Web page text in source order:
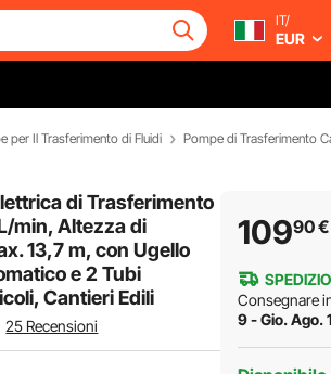
IT/
EUR
per Il Trasferimento di Fluidi Pompe di Trasferimento
di Trasferimento
min, Altezza di
13,7 m, con Ugello
e 2 Tubi
Cantieri Edili
25 Recensioni
10990€
Consegnare
9 - Gio. Ago.